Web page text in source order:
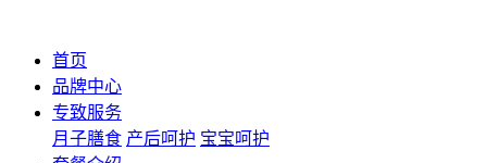
首页
品牌中心
专致服务
月子膳食 产后呵护 宝宝呵护